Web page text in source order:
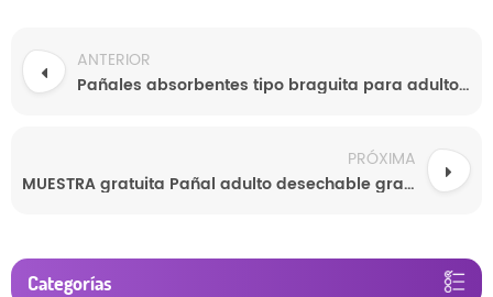
ANTERIOR
Pañales absorbentes tipo braguita para adultos, fabricados a medida por el fabricante.
PRÓXIMA
MUESTRA gratuita Pañal adulto desechable grande súper grueso para personas mayores
Categorías